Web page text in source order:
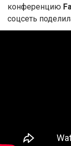
конференцию
соцсеть